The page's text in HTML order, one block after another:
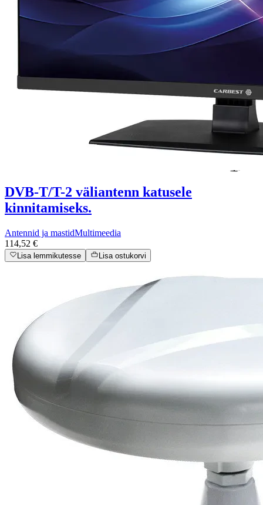
DVB-T/T-2 väliantenn katusele
kinnitamiseks.
Antennid ja mastidMultimeedia
114,52 €
Lisa lemmikutesse Lisa ostukorvi